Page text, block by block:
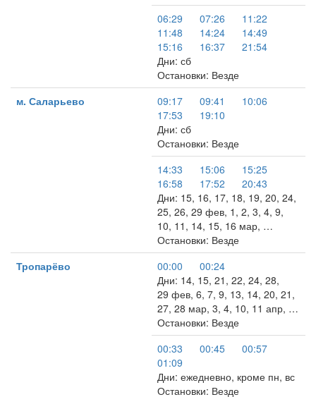
06:29
07:26
11:22
11:48
14:24
14:49
15:16
16:37
21:54
Дни: сб
Остановки: Везде
м. Саларьево
09:17 09:41
10:06
17:53
19:10
Дни: сб
Остановки: Везде
14:33
15:06
15:25
16:58
17:52
20:43
Дни: 15, 16, 17, 18, 19, 20, 24,
25, 26, 29 фев, 1, 2, 3, 4, 9,
10, 11, 14, 15, 16 мар, …
Остановки: Везде
Тропарёво
00:00
00:24
Дни: 14, 15, 21, 22, 24, 28,
29 фев, 6, 7, 9, 13, 14, 20, 21,
27, 28 мар, 3, 4, 10, 11 апр, …
Остановки: Везде
00:33
00:45
00:57
01:09
Дни: ежедневно, кроме пн, вс
Остановки: Везде